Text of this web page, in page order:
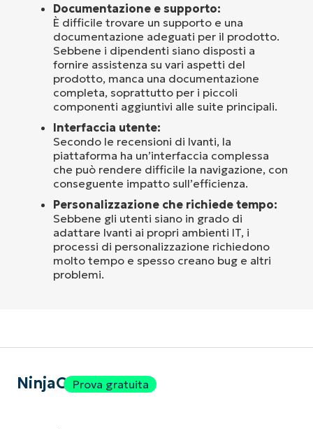
Documentazione e supporto:
È difficile trovare un supporto e una
documentazione adeguati per il prodotto.
Sebbene i dipendenti siano disposti a
fornire assistenza su vari aspetti del
prodotto, manca una documentazione
completa, soprattutto per i piccoli
componenti aggiuntivi alle suite principali.
Interfaccia utente:
Secondo le recensioni di Ivanti, la
piattaforma ha un’interfaccia complessa
che può rendere difficile la navigazione, con
conseguente impatto sull’efficienza.
Personalizzazione che richiede tempo:
Sebbene gli utenti siano in grado di
adattare Ivanti ai propri ambienti IT, i
processi di personalizzazione richiedono
molto tempo e spesso creano bug e altri
problemi.
NinjaOneProva gratuita